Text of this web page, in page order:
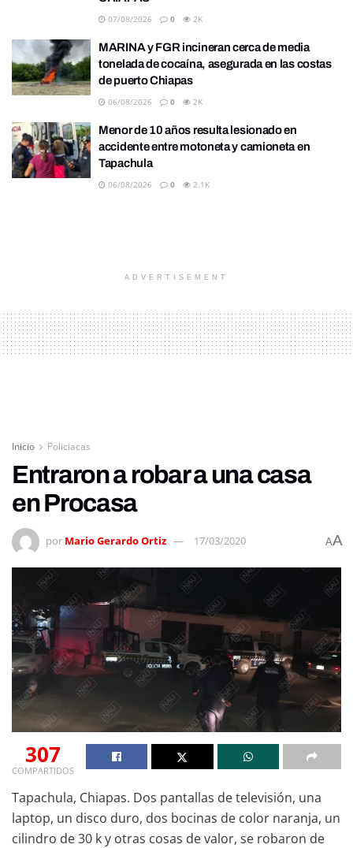
07/08/2026 0 2K
MARINA y FGR incineran cerca de media
tonelada de cocaína, asegurada en las costas
de puerto Chiapas
06/08/2026 0 2K
Menor de 10 años resulta lesionado en
accidente entre motoneta y camioneta en
Tapachula
06/08/2026 0 2.1K
ADVERTISEMENT
Inicio Policiacas
Entraron a robar a una casa
en Procasa
por Mario Gerardo Ortiz 17/03/2020 AA
307
COMPARTIDOS
Tapachula, Chiapas. Dos pantallas de televisión, una
laptop, un disco duro, dos bocinas de color naranja, un
cilindro de 30 k y otras cosas de valor, se robaron de